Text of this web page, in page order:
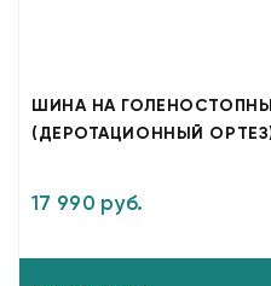
ШИНА НА
(ДЕРОТАЦИОННЫЙ
17 990 руб.